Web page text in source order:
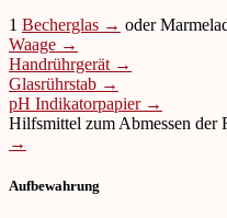
1 Becherglas → oder
Waage →
Handrührgerät →
Glasrührstab →
pH Indikatorpapier →
Hilfsmittel zum Abmessen der
→
Aufbewahrung